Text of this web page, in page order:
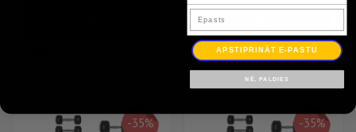
-35% -35%
Epasts
APSTIPRINĀT E-PASTU
NĒ, PALDIES